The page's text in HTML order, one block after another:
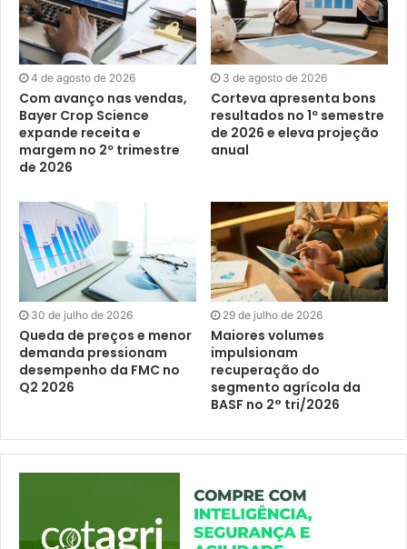
4 de agosto de 2026
Com avanço nas vendas,
Bayer Crop Science
expande receita e
margem no 2º trimestre
de 2026
3 de agosto de 2026
Corteva apresenta bons
resultados no 1º semestre
de 2026 e eleva projeção
anual
30 de julho de 2026
Queda de preços e menor
demanda pressionam
desempenho da FMC no
Q2 2026
29 de julho de 2026
Maiores volumes
impulsionam
recuperação do
segmento agrícola da
BASF no 2° tri/2026